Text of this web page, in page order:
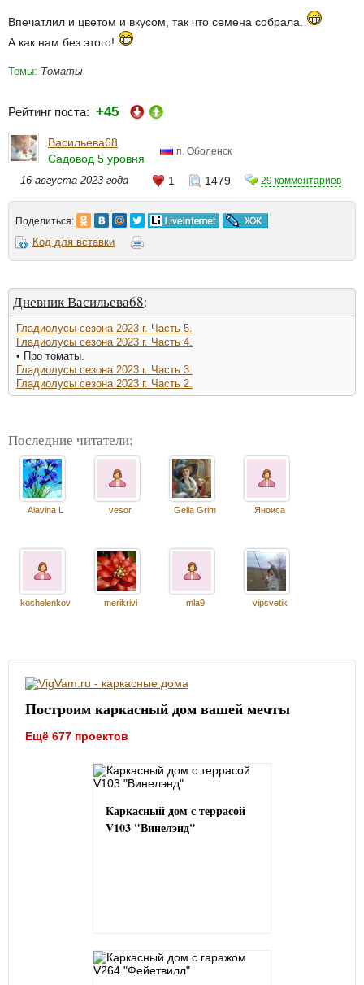
Впечатлил и цветом и вкусом, так что семена собрала.
А как нам без этого!
Темы: Томаты
Рейтинг поста: +45
Васильева68
Садовод 5 уровня
п. Оболенск
16 августа 2023 года 1 1479 29 комментариев
Поделиться:
Код для вставки
Дневник Васильева68:
Гладиолусы сезона 2023 г. Часть 5.
Гладиолусы сезона 2023 г. Часть 4.
• Про томаты.
Гладиолусы сезона 2023 г. Часть 3.
Гладиолусы сезона 2023 г. Часть 2.
Последние читатели:
Alavina L vesor Gella Grim Яноиса
koshelenkov merikrivi mla9 vipsvetik
Построим каркасный дом вашей мечты
Ещё 677 проектов
Каркасный дом с террасой
V103 "Винелэнд"